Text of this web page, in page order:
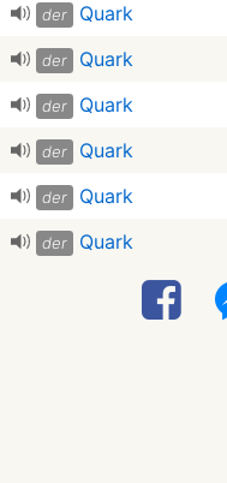
der Quark
der Quark
der Quark
der Quark
der Quark
der Quark